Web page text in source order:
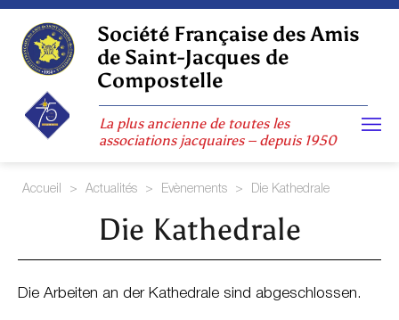
Skip
content
Société Française des Amis
de Saint-Jacques de
Compostelle
La plus ancienne de toutes les
associations jacquaires – depuis 1950
Accueil > Actualités > Evènements > Die Kathedrale
Die Kathedrale
Die Arbeiten an der Kathedrale sind abgeschlossen.